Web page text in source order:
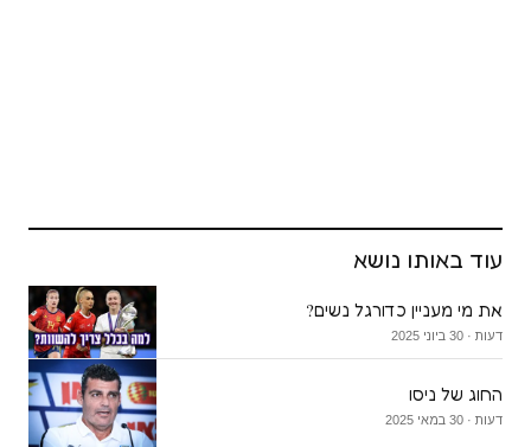
עוד באותו נושא
את מי מעניין כדורגל נשים?
דעות · 30 ביוני 2025
החוג של ניסו
דעות · 30 במאי 2025